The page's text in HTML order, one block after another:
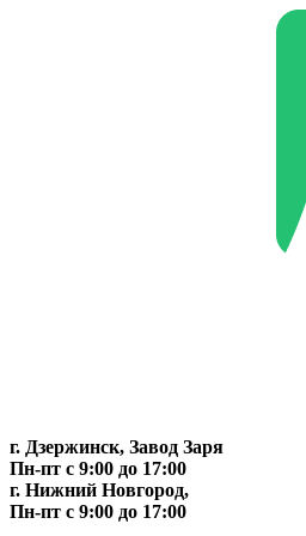
г. Дзержинск, Завод Заря
Пн-пт c 9:00 до 17:00
г. Нижний Новгород,
Пн-пт c 9:00 до 17:00